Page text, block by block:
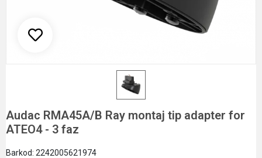
Audac RMA45A/B Ray montaj tip adapter for
ATEO4 - 3 faz
Barkod: 2242005621974